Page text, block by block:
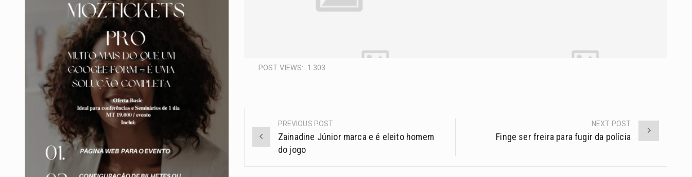
POST VIEWS: 1.303
PREVIOUS POST
Zainadine Júnior marca e é eleito homem
do jogo
NEXT POST
Finge ser freira para fugir da polícia